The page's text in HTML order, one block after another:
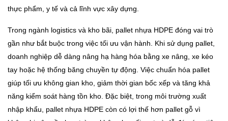
thực phẩm, y tế và cả lĩnh vực xây dựng.
Trong ngành logistics và kho bãi, pallet nhựa HDPE đóng vai trò
gần như bắt buộc trong việc tối ưu vận hành. Khi sử dụng pallet,
doanh nghiệp dễ dàng nâng hạ hàng hóa bằng xe nâng, xe kéo
tay hoặc hệ thống băng chuyền tự động. Việc chuẩn hóa pallet
giúp tối ưu không gian kho, giảm thời gian bốc xếp và tăng khả
năng kiểm soát hàng tồn kho. Đặc biệt, trong môi trường xuất
nhập khẩu, pallet nhựa HDPE còn có lợi thế hơn pallet gỗ vì